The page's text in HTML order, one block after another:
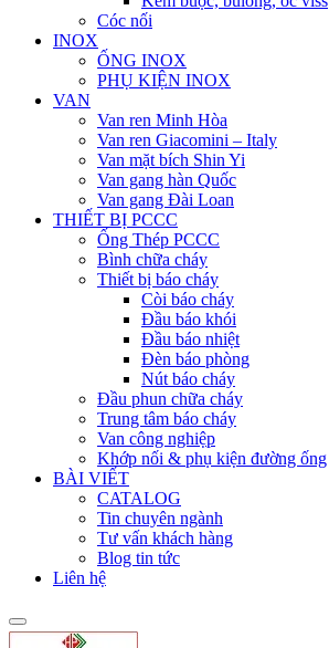
Cóc nối
INOX
ỐNG INOX
PHỤ KIỆN INOX
VAN
Van ren Minh Hòa
Van ren Giacomini – Italy
Van mặt bích Shin Yi
Van gang hàn Quốc
Van gang Đài Loan
THIẾT BỊ PCCC
Ống Thép PCCC
Bình chữa cháy
Thiết bị báo cháy
Còi báo cháy
Đầu báo khói
Đầu báo nhiệt
Đèn báo phòng
Nút báo cháy
Đầu phun chữa cháy
Trung tâm báo cháy
Van công nghiệp
Khớp nối & phụ kiện đường ống
BÀI VIẾT
CATALOG
Tin chuyên ngành
Tư vấn khách hàng
Blog tin tức
Liên hệ